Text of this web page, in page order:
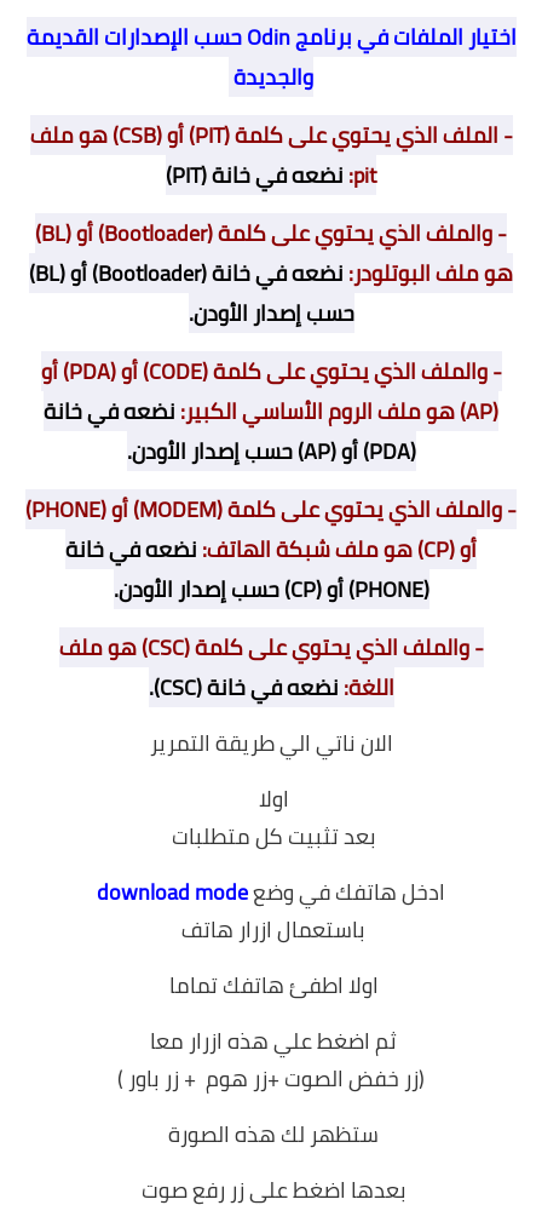
اختيار الملفات في برنامج Odin حسب الإصدارات القديمة
والجديدة
- الملف الذي يحتوي على كلمة
(PIT) أو (CSB) هو ملف
pit: نضعه في خانة (PIT)
- والملف الذي يحتوي على كلمة
(Bootloader) أو (BL)
هو ملفالبوتلودر:
نضعه في خانة (Bootloader) أو (BL)
حسب إصدار الأودن.
- والملف الذي يحتوي على كلمة (CODE) أو (PDA) أو
(AP) هو ملف الروم الأساسي الكبير
:نضعه في خانة
(PDA) أو (AP) حسب إصدار الأودن.
- والملف الذي يحتوي على كلمة (MODEM) أو (PHONE)
أو (CP) هو ملف
شبكة الهاتف:نضعه في خانة
(PHONE) أو (CP) حسب إصدار الأودن.
- والملف الذي يحتوي على كلمة
(CSC) هو ملف
اللغة:نضعه في خانة (CSC).
الان ناتي الي طريقة التمرير
اولا
بعد تثبيت كل متطلبات
ادخل هاتفك في وضعdownload mode
باستعمال ازرار هاتف
اولا اطفئ هاتفك تماما
ثم اضغط علي هذه ازرار معا
(زر خفض الصوت +زر هوم + زر باور )
ستظهر لك هذه الصورة
بعدها اضغط علي زر رفع صوت